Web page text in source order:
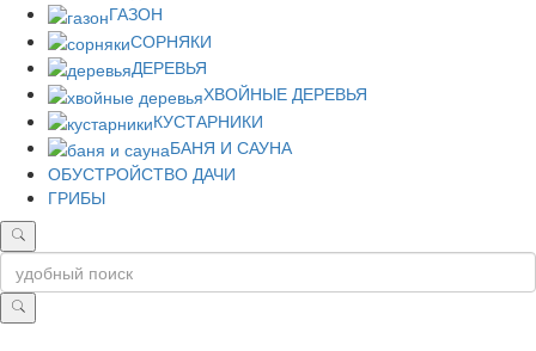
ГАЗОН
СОРНЯКИ
ДЕРЕВЬЯ
ХВОЙНЫЕ ДЕРЕВЬЯ
КУСТАРНИКИ
БАНЯ И САУНА
ОБУСТРОЙСТВО ДАЧИ
ГРИБЫ